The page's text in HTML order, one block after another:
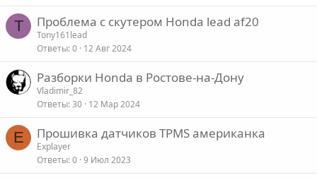
T Проблема с скутером Honda lead af20
Tony161lead
Ответы 0 12 Авг 2024
Разборки Honda в Ростове-на-Дону
Vladimir_82
Ответы 30 12 Мар 2024
E Прошивка датчиков TPMS американка
Explayer
Ответы 0 9 Июл 2023